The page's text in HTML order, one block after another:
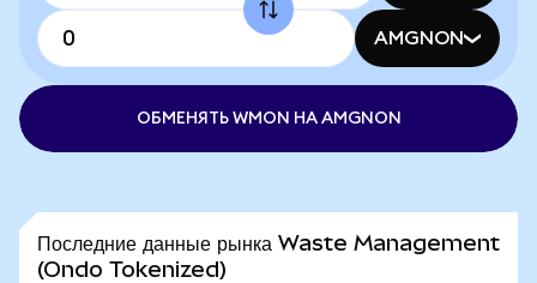
AMGNON
ОБМЕНЯТЬ WMON НА AMGNON
Последние данные рынка Waste Management
(Ondo Tokenized)